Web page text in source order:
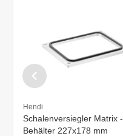
Hendi
Schalenversiegler Matrix -
Behälter 227x178 mm